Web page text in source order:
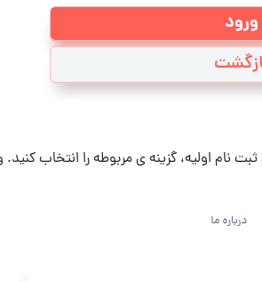
اولیه، گزینه ی مربوطه را انتخاب کنید.